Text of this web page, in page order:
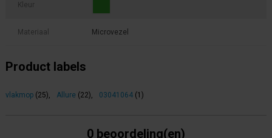
Kleur
Materiaal Microvezel
Product labels
vlakmop (25), Allure (22), 03041064 (1)
0 beoordeling(en)